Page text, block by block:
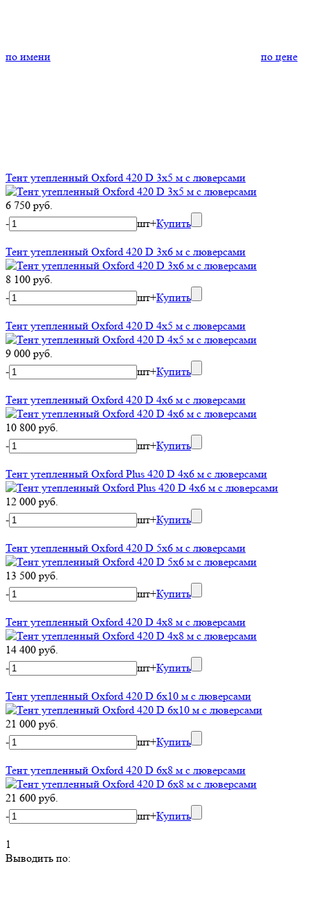
по имени по цене
Тент утепленный Oxford 420 D 3х5 м с люверсами
6 750 руб.
-
шт+Купить
Тент утепленный Oxford 420 D 3х6 м с люверсами
8 100 руб.
-
шт+Купить
Тент утепленный Oxford 420 D 4х5 м с люверсами
9 000 руб.
-
шт+Купить
Тент утепленный Oxford 420 D 4х6 м с люверсами
10 800 руб.
-
шт+Купить
Тент утепленный Oxford Plus 420 D 4х6 м с люверсами
12 000 руб.
-
шт+Купить
Тент утепленный Oxford 420 D 5х6 м с люверсами
13 500 руб.
-
шт+Купить
Тент утепленный Oxford 420 D 4х8 м с люверсами
14 400 руб.
-
шт+Купить
Тент утепленный Oxford 420 D 6х10 м с люверсами
21 000 руб.
-
шт+Купить
Тент утепленный Oxford 420 D 6х8 м с люверсами
21 600 руб.
-
шт+Купить
1
Выводить по: